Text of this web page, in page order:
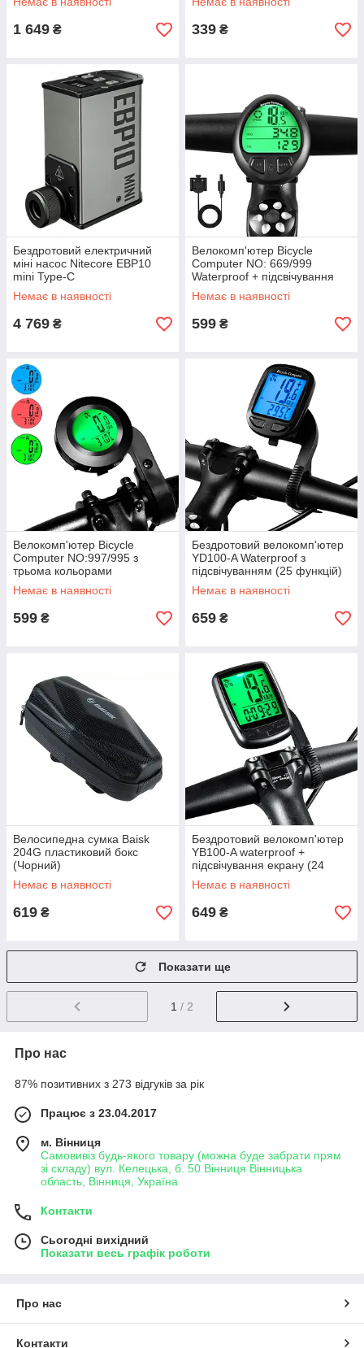
1 649 ₴ 339 ₴
Бездротовий електричний
міні насос Nitecore EBP10
mini Type-C
Немає в наявності
4 769 ₴
Велокомп'ютер Bicycle
Computer NO: 669/999
Waterproof + підсвічування
екрану (19 функцій)
Немає в наявності
599 ₴
Велокомп'ютер Bicycle
Computer NO:997/995 з
трьома кольорами
підсвічування екрану (19
функцій)
Немає в наявності
599 ₴
Бездротовий велокомп'ютер
YD100-A Waterproof з
підсвічуванням (25 функцій)
Немає в наявності
659 ₴
Велосипедна сумка Baisk
204G пластиковий бокс
(Чорний)
Немає в наявності
619 ₴
Бездротовий велокомп'ютер
YB100-A waterproof +
підсвічування екрану (24
функції)
Немає в наявності
649 ₴
Показати ще
1 / 2
Про нас
87% позитивних з 273 відгуків за рік
Працює з 23.04.2017
м. Вінниця
Самовивіз будь-якого товару (можна буде забрати прям
зі складу) вул. Келецька, б. 50 Вінниця Вінницька
область, Вінниця, Україна
Контакти
Сьогодні вихідний
Показати весь графік роботи
Про нас
Контакти